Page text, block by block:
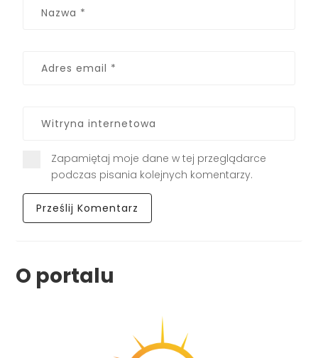
Zapamiętaj moje dane w tej przeglądarce
podczas pisania kolejnych komentarzy.
O portalu